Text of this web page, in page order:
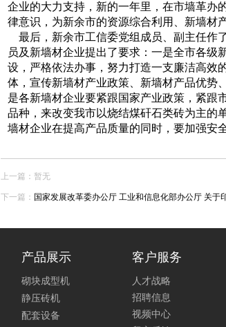
企业的大力支持，新的一年里，在市墙革办
律意识，为新余市的资源综合利用、新墙材
最后，新余市工信委党组成员、副主任作
员及新墙材企业提出了要求：一是全市各级
设，严格依法办事，努力打造一支廉洁高效
体，宣传新墙材产业政策、新墙材产品优势
是各新墙材企业要紧跟国家产业政策，紧跟
品种，来改变我市以烧结煤矸石类砖为主的
墙材企业在提高产品质量的同时，要加强安
上一篇：暂无
下一篇： 国家发展改革委办公厅 工业和信息化部办公厅 关于
产品展示
砌块成型机
静压砖机
配套设备
客户服务
人才战略
招聘信息
视频中心